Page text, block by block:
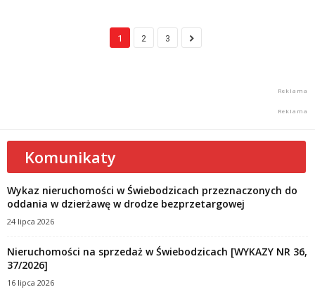
1 2 3
Komunikaty
Wykaz nieruchomości w Świebodzicach przeznaczonych do
oddania w dzierżawę w drodze bezprzetargowej
24 lipca 2026
Nieruchomości na sprzedaż w Świebodzicach [WYKAZY NR 36,
37/2026]
16 lipca 2026